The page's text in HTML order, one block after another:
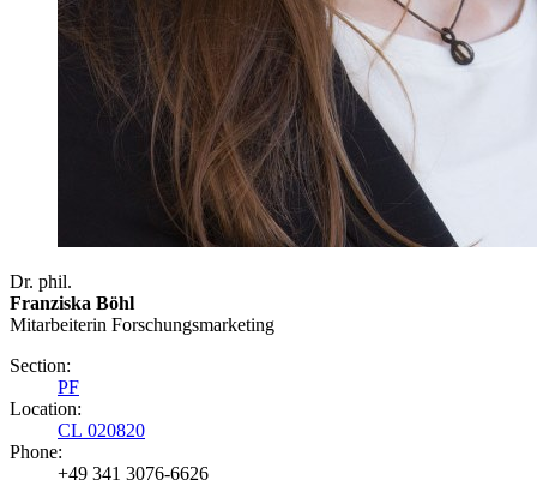
Dr. phil.
Franziska Böhl
Mitarbeiterin Forschungsmarketing
Section:
PF
Location:
CL 020820
Phone:
+49 341 3076-6626